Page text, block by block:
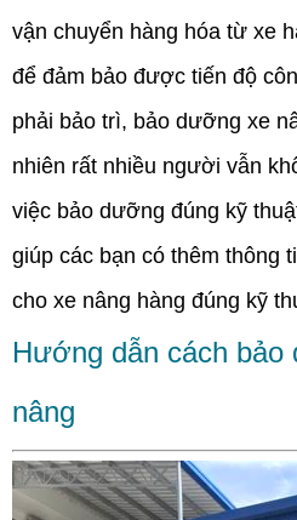
vận chuyển hàng hóa từ xe
để đảm bảo được tiến độ
phải bảo trì, bảo dưỡng xe
nhiên rất nhiều người vẫn
việc bảo dưỡng đúng kỹ
giúp các bạn có thêm thông
cho xe nâng hàng đúng kỹ
Hướng dẫn cách
nâng